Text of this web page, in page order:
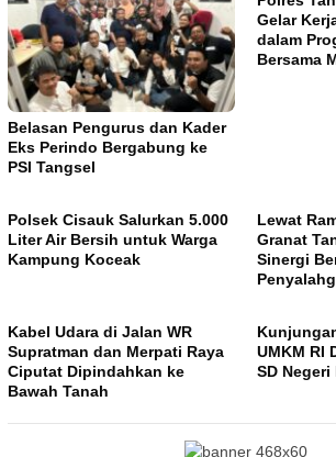
Belasan Pengurus dan Kader
Eks Perindo Bergabung ke
PSI Tangsel
Gelar
dalam
Bersama
Polsek Cisauk Salurkan 5.000
Liter Air Bersih untuk Warga
Kampung Koceak
Lewat
Granat
Sinergi
Kabel Udara di Jalan WR
Supratman dan Merpati Raya
Ciputat Dipindahkan ke
Bawah Tanah
UMKM RI
SD Negeri